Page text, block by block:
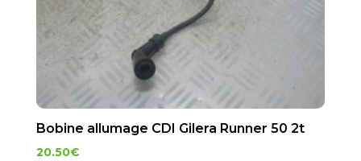
Bobine allumage CDI Gilera Runner 50 2t
20.50€